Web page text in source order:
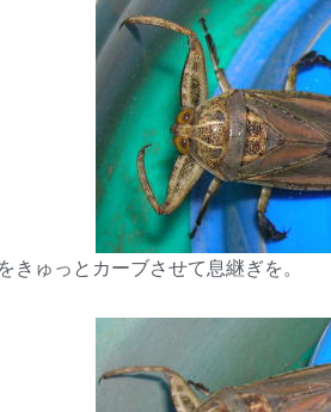
きゅっとカーブさせて息継ぎを。